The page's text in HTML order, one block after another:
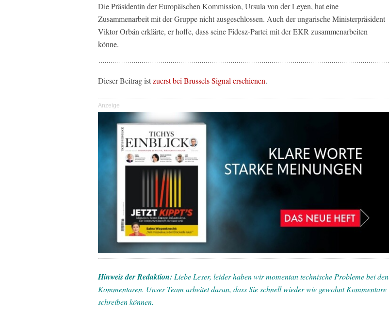
Die Präsidentin der Europäischen Kommission, Ursula von der Leyen, hat eine
Zusammenarbeit mit der Gruppe nicht ausgeschlossen. Auch der ungarische Ministerpräsident
Viktor Orbán erklärte, er hoffe, dass seine Fidesz-Partei mit der EKR zusammenarbeiten
könne.
Dieser Beitrag istzuerst bei Brussels Signal erschienen.
Anzeige
Hinweis der Redaktion: Liebe Leser, leider haben wir momentan technische Probleme bei den
Kommentaren. Unser Team arbeitet daran, dass Sie schnell wieder wie gewohnt Kommentare
schreiben können.